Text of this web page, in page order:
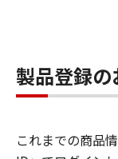
製品登録の
これまでの商品